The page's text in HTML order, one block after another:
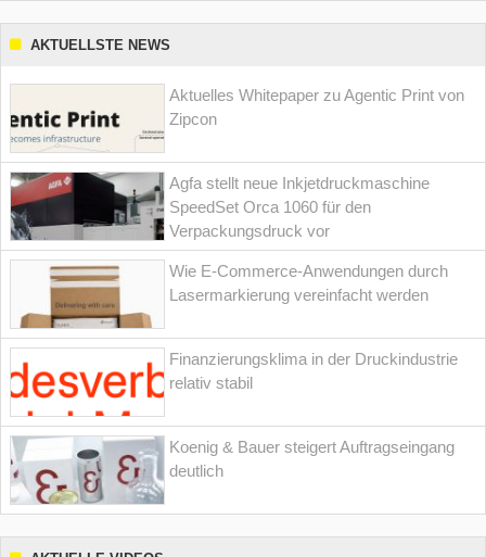
AKTUELLSTE NEWS
Aktuelles Whitepaper zu Agentic Print von
Zipcon
Agfa stellt neue Inkjetdruckmaschine
SpeedSet Orca 1060 für den
Verpackungsdruck vor
Wie E-Commerce-Anwendungen durch
Lasermarkierung vereinfacht werden
Finanzierungsklima in der Druckindustrie
relativ stabil
Koenig & Bauer steigert Auftragseingang
deutlich